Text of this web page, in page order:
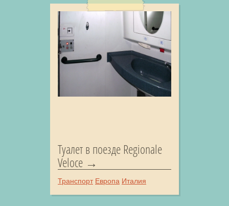
Туалет в поезде Regionale
Veloce
Транспорт Европа Италия